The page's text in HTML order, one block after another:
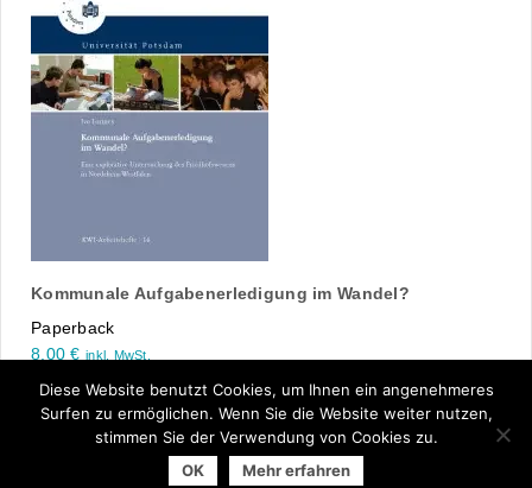
Kommunale Aufgabenerledigung im Wandel?
Paperback
8,00€ inkl. MwSt.
© 2026 Arbeitsgemeinschaft der Universitätsverlage | powered
Diese Website benutzt Cookies, um Ihnen ein angenehmeres
Surfen zu ermöglichen. Wenn Sie die Website weiter nutzen,
stimmen Sie der Verwendung von Cookies zu.
OK
Mehr erfahren